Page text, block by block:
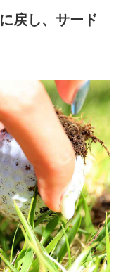
戻し、サード